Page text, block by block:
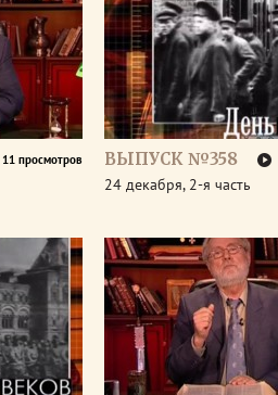
11 просмотров ВЫПУСК №358
24 декабря, 2-я часть